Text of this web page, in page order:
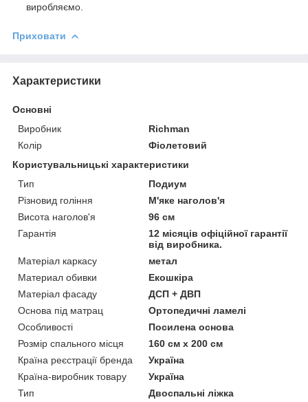
виробляємо.
Приховати
Характеристики
Основні
Виробник
Richman
Колір
Фіолетовий
Користувальницькі характеристики
Тип
Подиум
Різновид гоління
М'яке наголов'я
Висота наголов'я
96 см
Гарантія
12 місяців офіційної гарантії
від виробника.
Матеріал каркасу
метал
Материал обивки
Екошкіра
Матеріал фасаду
ДСП + ДВП
Основа під матрац
Ортопедичні ламелі
Особливості
Посилена основа
Розмір спального місця
160 см х 200 см
Країна реєстрації бренда
Україна
Країна-виробник товару
Україна
Тип
Двоспальні ліжка